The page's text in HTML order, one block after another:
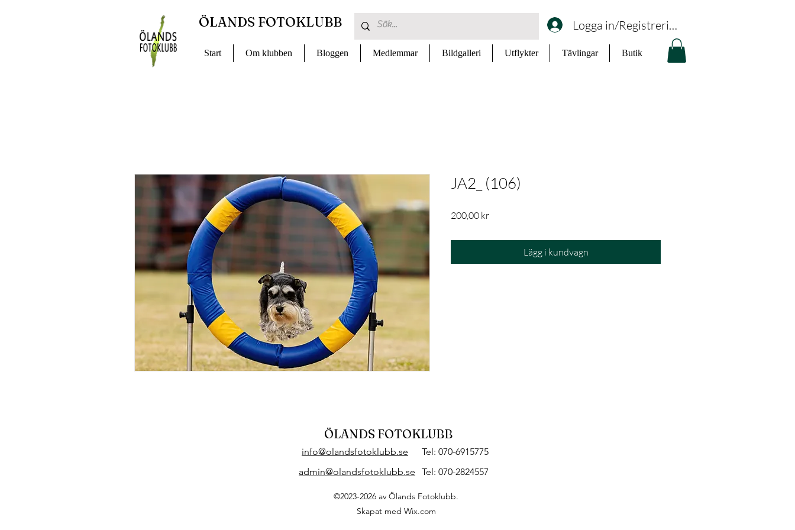
Logga in/Registrering
Start Om klubben Bloggen Medlemmar Bildgalleri Utflykter Tävlingar Butik
ÖLANDS FOTOKLUBB
JA2_ (106)
200,00 krPris
Lägg i kundvagn
ÖLANDS FOTOKLUBB
info@olandsfotoklubb.se
Tel: 070-6915775
admin@olandsfotoklubb.se
Tel: 070-2824557
©2023-2026 av Ölands Fotoklubb.
Skapat med Wix.com